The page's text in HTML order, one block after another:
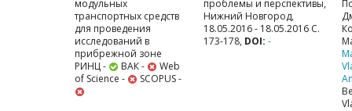
модульных
транспортных средств
для проведения
исследований в
прибрежной зоне
РИНЦ -
ВАК -
Web
of Science -
SCOPUS -
проблемы и перспективы,
Нижний Новгород,
18.05.2016 - 18.05.2016 С.
173-178, DOI: -